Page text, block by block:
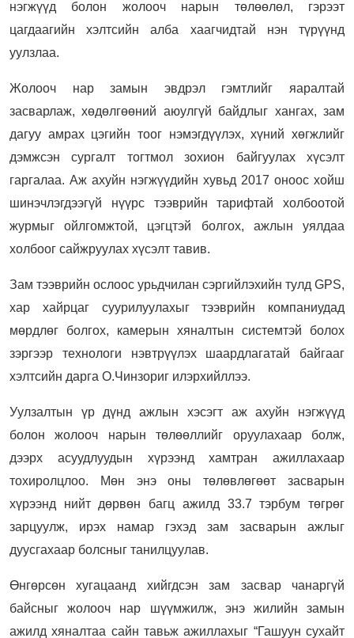
нэгжүүд болон жолооч нарын төлөөлөл, гэрээт
цагдаагийн хэлтсийн алба хаагчидтай нэн түрүүнд
уулзлаа.
Жолооч нар замын эвдрэл гэмтлийг яаралтай
засварлаж, хөдөлгөөний аюулгүй байдлыг хангах, зам
дагуу амрах цэгийн тоог нэмэгдүүлэх, хүний хөгжлийг
дэмжсэн сургалт тогтмол зохион байгуулах хүсэлт
гаргалаа. Аж ахуйн нэгжүүдийн хувьд 2017 оноос хойш
шинэчлэгдээгүй нүүрс тээврийн тарифтай холбоотой
журмыг ойлгомжтой, цэгцтэй болгох, ажлын уялдаа
холбоог сайжруулах хүсэлт тавив.
Зам тээврийн ослоос урьдчилан сэргийлэхийн тулд GPS,
хар хайрцаг суурилуулахыг тээврийн компаниудад
мөрдлөг болгох, камерын хяналтын системтэй болох
зэргээр технологи нэвтрүүлэх шаардлагатай байгааг
хэлтсийн дарга О.Чинзориг илэрхийллээ.
Уулзалтын үр дүнд ажлын хэсэгт аж ахуйн нэгжүүд
болон жолооч нарын төлөөллийг оруулахаар болж,
дээрх асуудлуудын хүрээнд хамтран ажиллахаар
тохиролцлоо. Мөн энэ оны төлөвлөгөөт засварын
хүрээнд нийт дөрвөн багц ажилд 33.7 тэрбум төгрөг
зарцуулж, ирэх намар гэхэд зам засварын ажлыг
дуусгахаар болсныг танилцуулав.
Өнгөрсөн хугацаанд хийгдсэн зам засвар чанаргүй
байсныг жолооч нар шүүмжилж, энэ жилийн замын
ажилд хяналтаа сайн тавьж ажиллахыг “Гашуун сухайт